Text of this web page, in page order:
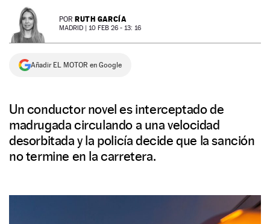
NEWSLETTER POR RUTH GARCÍA
MADRID | 10 FEB 26 - 13: 16
Añadir EL MOTOR en Google
Un conductor novel es interceptado de
madrugada circulando a una velocidad
desorbitada y la policía decide que la sanción
no termine en la carretera.